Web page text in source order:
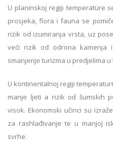
U planinskoj regiji temperature
prosjeka, flora i fauna se
rizik od izumiranja vrsta, uz
veći rizik od odrona kamenja
smanjenje turizma u predjelima
U kontinentalnoj regiji
manje ljeti a rizik od šumskih
visok. Ekonomski učinci su
za rashlađivanje te u manjoj
svrhe.